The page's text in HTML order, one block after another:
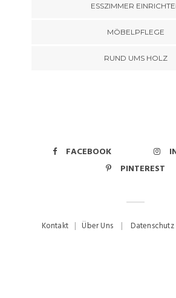
ESSZIMMER
MÖBELPFLEGE
RUND UMS HOLZ
FACEBOOK
PINTEREST
Kontakt| Über Uns| Datenschutz